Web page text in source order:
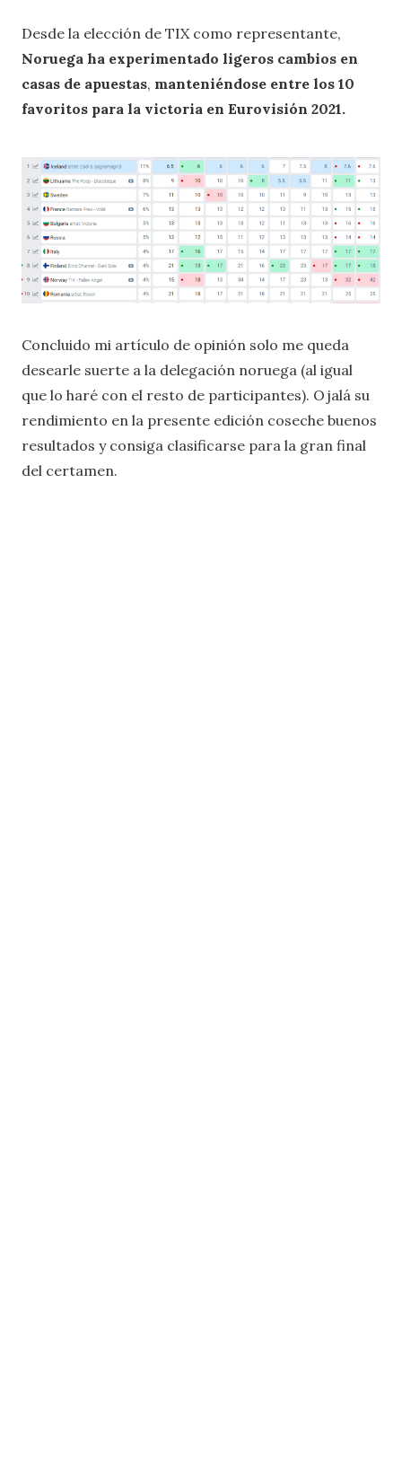
Desde la elección de TIX como representante,
Noruega ha experimentado ligeros cambios en
casas de apuestas, manteniéndose entre los 10
favoritos para la victoria en Eurovisión 2021.
Concluido mi artículo de opinión solo me queda
desearle suerte a la delegación noruega (al igual
que lo haré con el resto de participantes). Ojalá su
rendimiento en la presente edición coseche buenos
resultados y consiga clasificarse para la gran final
del certamen.